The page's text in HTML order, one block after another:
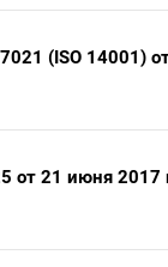
(ISO 14001)
от 21 июня 2017